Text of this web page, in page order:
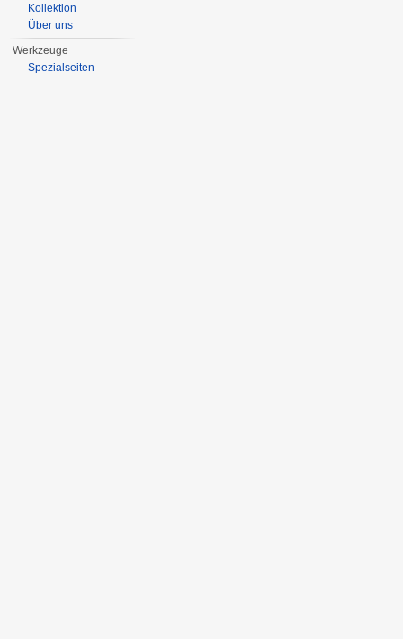
Kollektion
Über uns
Werkzeuge
Spezialseiten